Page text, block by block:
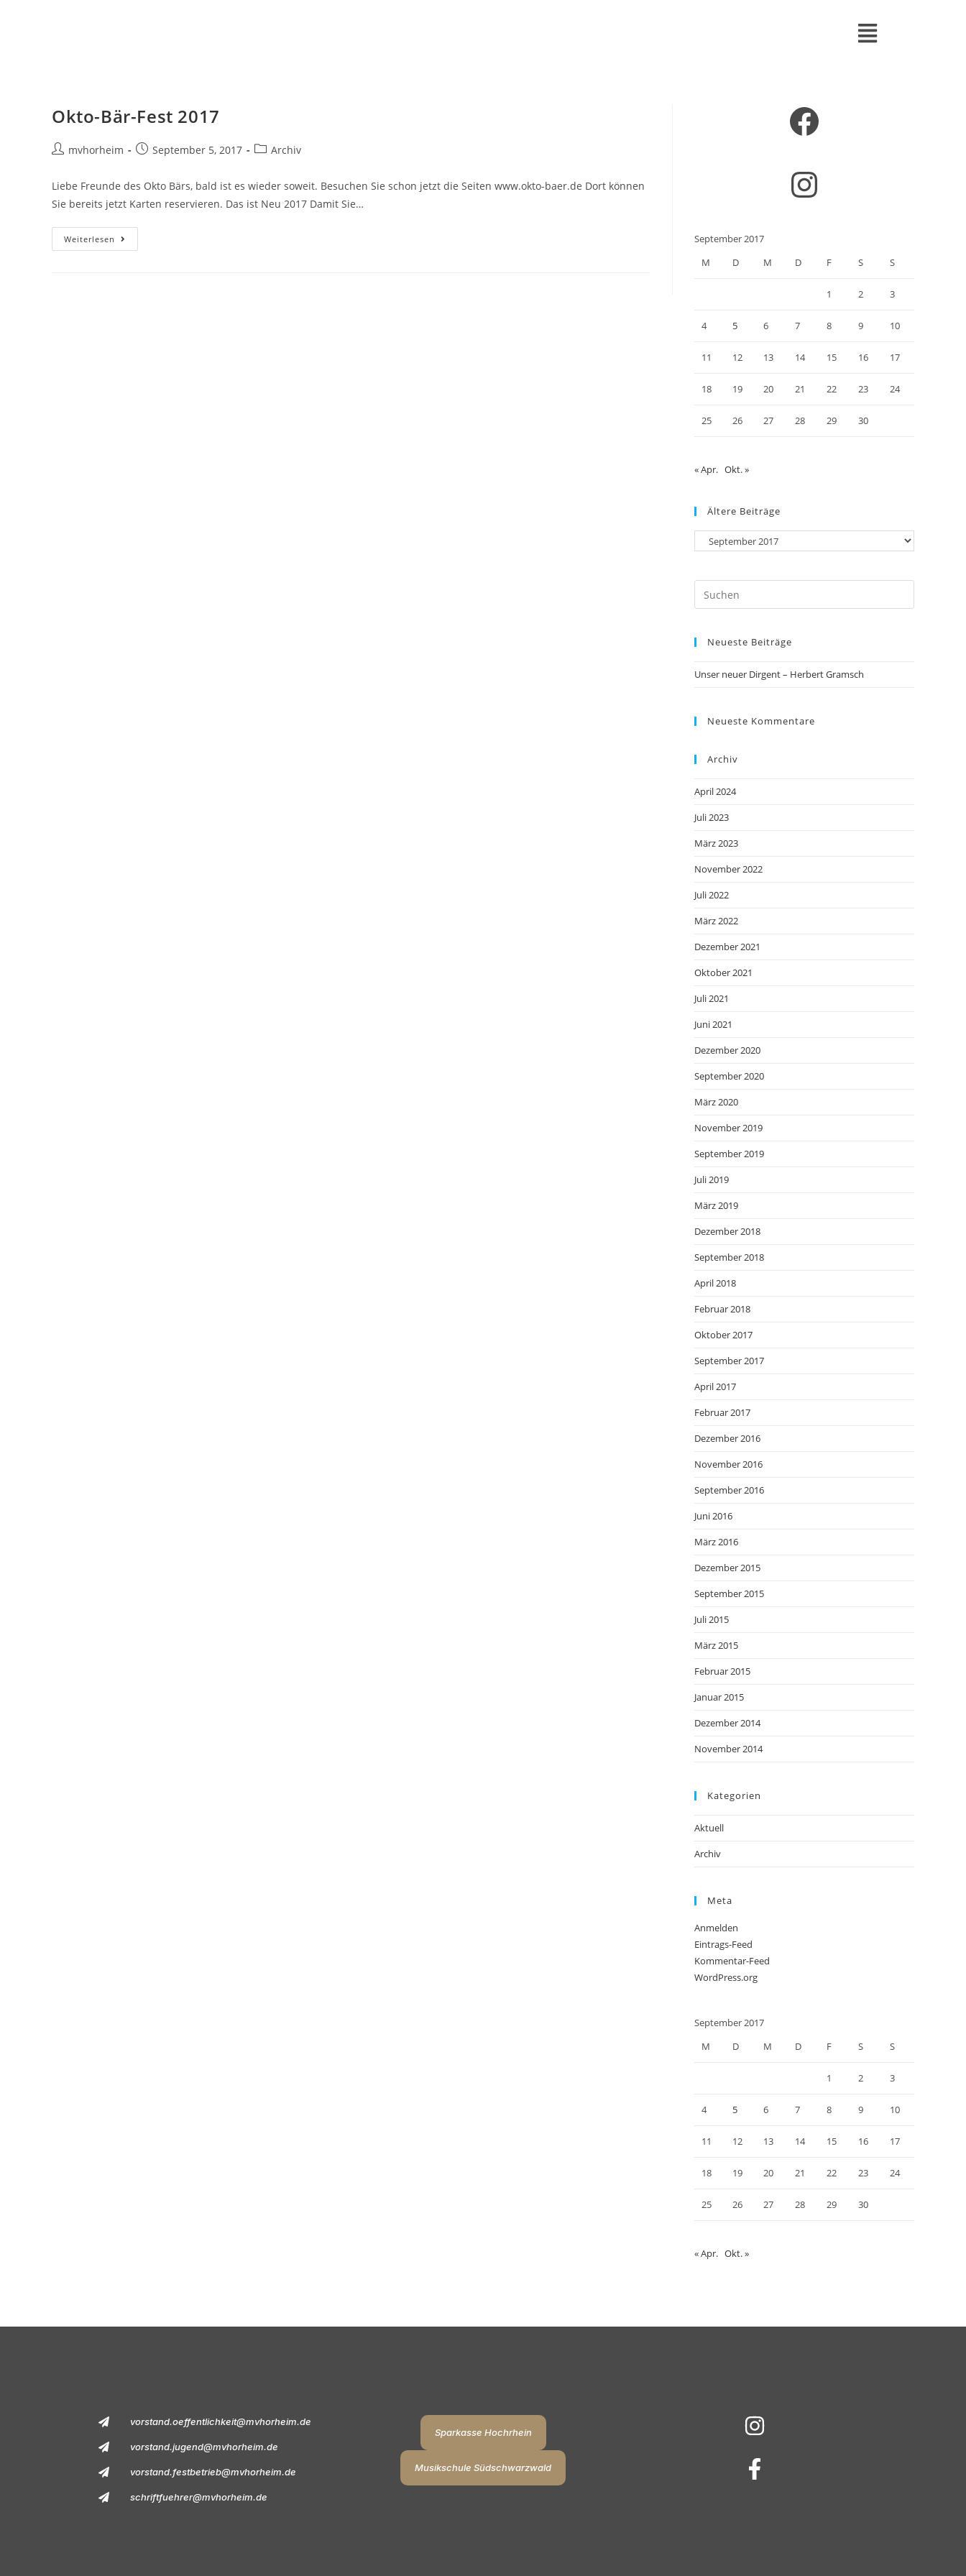
Okto-Bär-Fest 2017
mvhorheim September 5, 2017 Archiv
Liebe Freunde des Okto Bärs, bald ist es wieder soweit. Besuchen Sie schon jetzt die Seiten www.okto-baer.de Dort können
Sie bereits jetzt Karten reservieren. Das ist Neu 2017 Damit Sie…
Weiterlesen
September 2017
M
D M D F S S
1 2 3
4 5 6 7 8 9 10
11 12 13 14 15 16 17
18 19 20 21 22 23 24
25 26 27 28 29 30
« Apr. Okt. »
Ältere Beiträge
Neueste Beiträge
Unser neuer Dirgent – Herbert Gramsch
Neueste Kommentare
Archiv
April 2024
Juli 2023
März 2023
November 2022
Juli 2022
März 2022
Dezember 2021
Oktober 2021
Juli 2021
Juni 2021
Dezember 2020
September 2020
März 2020
November 2019
September 2019
Juli 2019
März 2019
Dezember 2018
September 2018
April 2018
Februar 2018
Oktober 2017
September 2017
April 2017
Februar 2017
Dezember 2016
November 2016
September 2016
Juni 2016
März 2016
Dezember 2015
September 2015
Juli 2015
März 2015
Februar 2015
Januar 2015
Dezember 2014
November 2014
Kategorien
Aktuell
Archiv
Meta
Anmelden
Eintrags-Feed
Kommentar-Feed
WordPress.org
September 2017
M
D M D F S S
1 2 3
4 5 6 7 8 9 10
11 12 13 14 15 16 17
18 19 20 21 22 23 24
25 26 27 28 29 30
« Apr. Okt. »
vorstand.oeffentlichkeit@mvhorheim.de
vorstand.jugend@mvhorheim.de
vorstand.festbetrieb@mvhorheim.de
schriftfuehrer@mvhorheim.de
Sparkasse Hochrhein
Musikschule Südschwarzwald